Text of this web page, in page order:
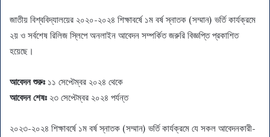
জাতীয় বিশ্ববিদ্যালয়ের ২০২০-২০২৪ শিক্ষাবর্ষে ১ম বর্ষ স্নাতক (সম্মান) ভর্তি কার্যক্রমে
২য় ও সর্বশেষ রিলিজ স্লিপে অনলাইন আবেদন সম্পর্কিত জরুরি বিজ্ঞপ্তি প্রকাশিত
হয়েছে।
আবেদন শুরুঃ ১১ সেপ্টেম্বর ২০২৪ থেকে
আবেদন শেষঃ ২৩ সেপ্টেম্বর ২০২৪ পর্যন্ত
২০২৩-২০২৪ শিক্ষাবর্ষে ১ম বর্ষ স্নাতক (সম্মান) ভর্তি কার্যক্রমে যে সকল আবেদনকারী-